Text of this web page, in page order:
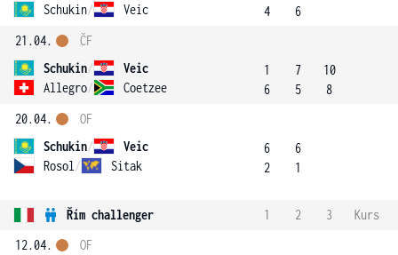
Schukin/ Veic
4
6
21.04.
Schukin/
Veic
Allegro/ Coetzee
ČF
1
6
7
5
10
8
20.04.
Schukin/
Veic
Rosol / Sitak
OF
6
2
6
1
Řím challenger 1 2 3
Kurs
12.04.
OF